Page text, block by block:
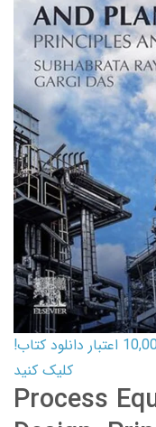
کارت اعتباری کتاب دانلود با 10,000,000 اعتبار دانلود کتاب!
کلیک کنید
Process